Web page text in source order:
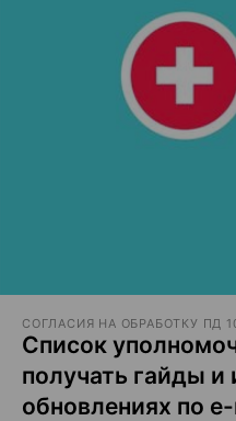
СОГЛАСИЯ НА ОБРАБОТКУ ПД
Список
получать гайды
обновлениях по